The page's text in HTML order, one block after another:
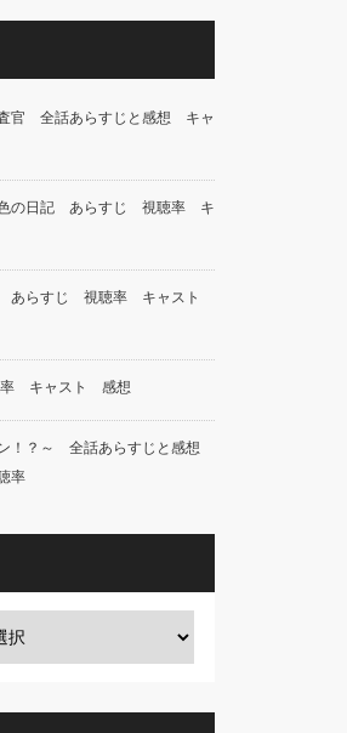
官 全話あらすじと感想 キャ
色の日記 あらすじ 視聴率 キ
あらすじ 視聴率 キャスト
率 キャスト 感想
！？～ 全話あらすじと感想
率